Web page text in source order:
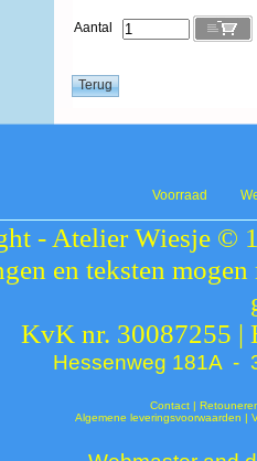
Aantal
Voorraad
- Atelier Wiesje ©
en teksten
KvK nr. 30087255 |
Hessenweg 181A -
Contact|
Algemene leveringsvoorwaarden |